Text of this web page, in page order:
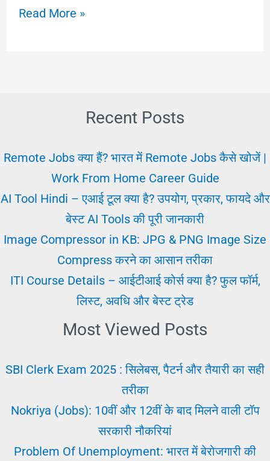
Remote
Jobs
खोजें
Work
Home
Read More »
Recent Posts
Remote Jobs क्या हैं? भारत में Remote Jobs कैसे खोजें |
Work From Home Career Guide
AI Tool Hindi – एआई टूल क्या है? उपयोग, प्रकार, फायदे और
बेस्ट AI Tools की पूरी जानकारी
Image Compressor in KB: JPG & PNG Image Size
Compress करने का आसान तरीका
ITI Course Details – आईटीआई कोर्स क्या है? फुल फॉर्म,
लिस्ट, अवधि और बेस्ट ट्रेड
Most Viewed Posts
SBI Clerk Exam 2025 : सिलेबस, पैटर्न और तैयारी का सही
तरीका
Nokriya (Jobs): 10वीं और 12वीं के बाद मिलने वाली टॉप
सरकारी नौकरियां
Problem Of Unemployment: भारत में बेरोजगारी की